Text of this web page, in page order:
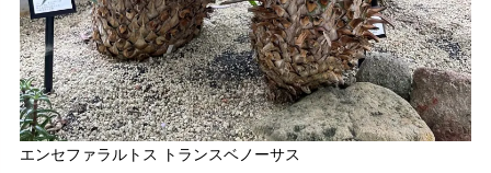
エンセファラルトス トランスベノーサス